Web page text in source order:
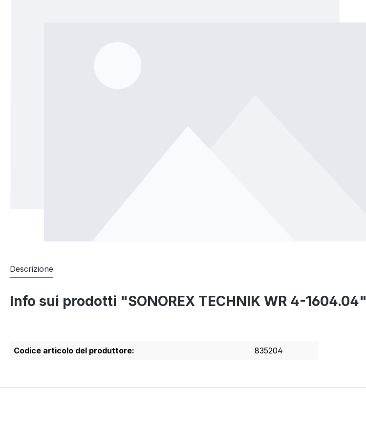
Descrizione
Info sui prodotti "SONOREX TECHNIK WR 4-1604.04"
Codice articolo del produttore: 835204